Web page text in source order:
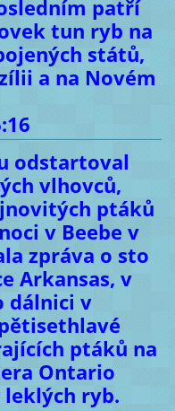
patří
tun ryb na
států,
a na Novém
odstartoval
vlhovců,
ptáků
v Beebe v
zpráva o sto
Arkansas, v
dálnici v
ptáků na
Ontario
ryb.